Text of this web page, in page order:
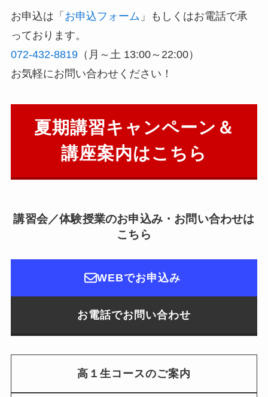
お申込は「 お申込フォーム 」もしくはお電話で承
っております。
072-432-8819（月～土 13:00～22:00）
お気軽にお問い合わせください！
夏期講習キャンペーン＆
講座案内はこちら
講習会／体験授業のお申込み・お問い合わせは
こちら
WEBでお申込み
お電話でお問い合わせ
高１生コースのご案内